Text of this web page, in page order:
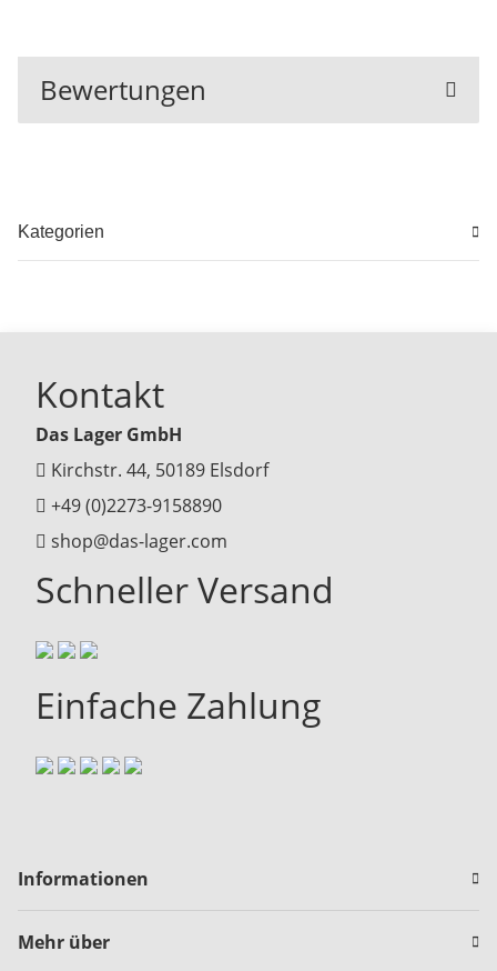
Bewertungen
Kategorien
Kontakt
Das Lager GmbH
Kirchstr. 44, 50189 Elsdorf
+49 (0)2273-9158890
shop@das-lager.com
Schneller Versand
Einfache Zahlung
Informationen
Mehr über